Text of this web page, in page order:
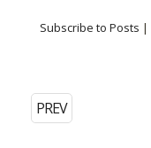
Subscribe to Posts |
PREV